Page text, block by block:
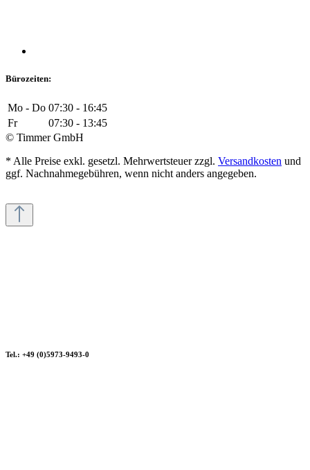
Bürozeiten:
Mo - Do 07:30 - 16:45
Fr
07:30 - 13:45
© Timmer GmbH
* Alle Preise exkl. gesetzl. Mehrwertsteuer zzgl. Versandkosten und
ggf. Nachnahmegebühren, wenn nicht anders angegeben.
Tel.: +49 (0)5973-9493-0